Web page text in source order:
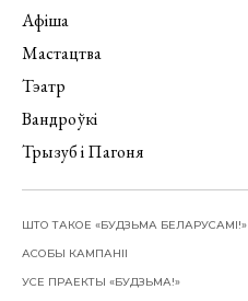
Афіша
Мастацтва
Тэатр
Вандроўкі
Трызуб і Пагоня
ШТО ТАКОЕ «БУДЗЬМА БЕЛАРУСАМІ!»
АСОБЫ КАМПАНІІ
УСЕ ПРАЕКТЫ «БУДЗЬМА!»